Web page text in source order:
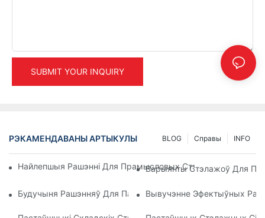
SUBMIT YOUR INQUIRY
РЭКАМЕНДАВАНЫ АРТЫКУЛЫ INFO
Справы
BLOG
Найлепшыя Рашэнні Для Прамысловых Стэлажоў Для
Варыянты Стэлажоў Для
Будучыня Рашэнняў Для Палетных Стэлажоў: Тэндэнцыі І
Вывучэнне Эфектыўных